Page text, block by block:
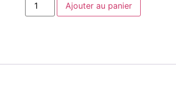
Ajouter au panier